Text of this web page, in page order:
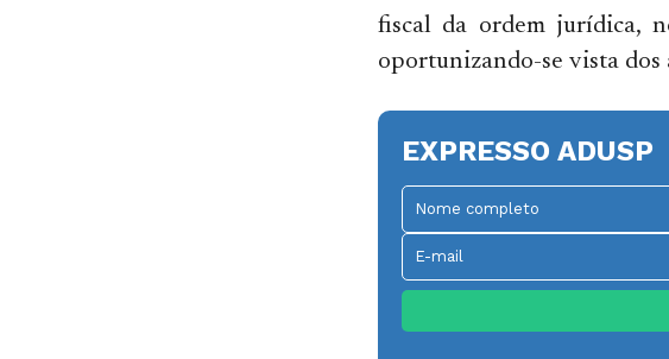
fiscal da ordem jurídica,
oportunizando-se vista dos
EXPRESSO ADUSP